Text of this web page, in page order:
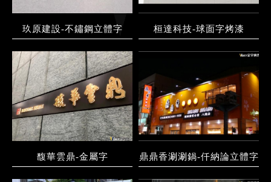
玖原建設-不鏽鋼立體字 桓達科技-球面字烤漆
馥華雲鼎-金屬字 鼎鼎香涮涮鍋-仟納論立體字